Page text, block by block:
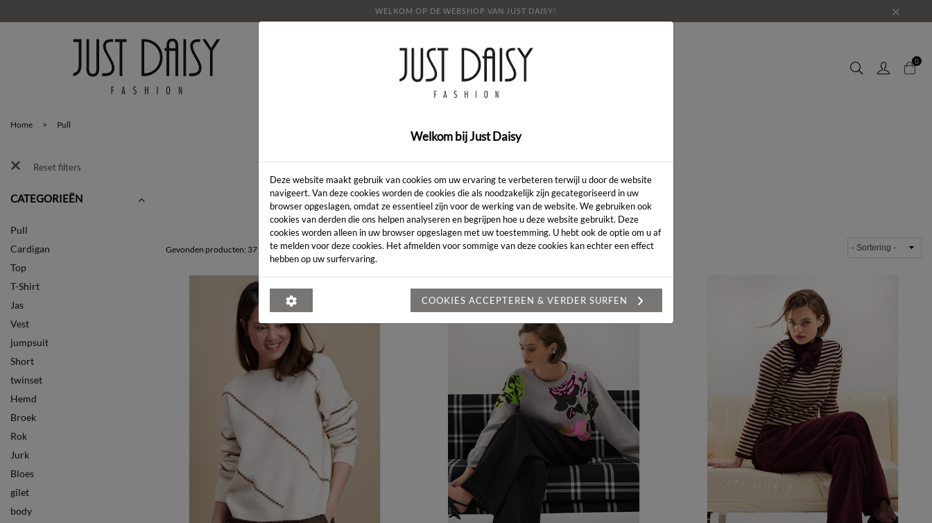
WELKOM OP DE WEBSHOP VAN JUST DAISY!
SALE OVER ONS LOOKBOOK
CONTACT
0
Home > Pull
Reset filters
CATEGORIEËN
Pull
Cardigan
Top
T-Shirt
Jas
Vest
jumpsuit
Short
twinset
Hemd
Broek
Rok
Jurk
Bloes
gilet
body
PULL
Pull
Gevonden producten: 37
Welkom bij Just Daisy
Deze website maakt gebruik van cookies om uw ervaring te verbeteren terwijl u door de website
navigeert. Van deze cookies worden de cookies die als noodzakelijk zijn gecategoriseerd in uw
browser opgeslagen, omdat ze essentieel zijn voor de werking van de website. We gebruiken ook
cookies van derden die ons helpen analyseren en begrijpen hoe u deze website gebruikt. Deze
cookies worden alleen in uw browser opgeslagen met uw toestemming. U hebt ook de optie om u af
te melden voor deze cookies. Het afmelden voor sommige van deze cookies kan echter een effect
hebben op uw surfervaring.
COOKIES ACCEPTEREN & VERDER SURFEN